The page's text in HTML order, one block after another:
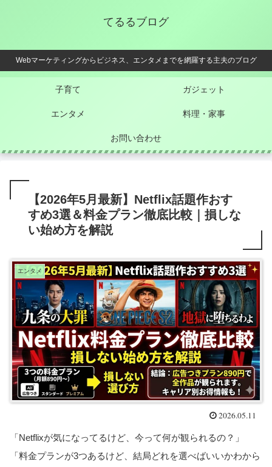
てるるブログ
Webマーケティングからビジネス、エンタメまでを網羅する主夫のブログ
子育て ガジェット
エンタメ 料理・家事
お問い合わせ
【2026年5月最新】Netflix話題作おす
すめ3選＆料金プラン徹底比較｜損しな
い始め方を解説
エンタメ
2026.05.11
「Netflixが気になってるけど、今って何が観られるの？」
「料金プランが3つあるけど、結局どれを選べばいいかわから